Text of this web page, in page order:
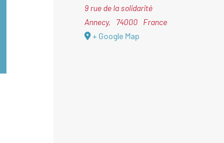
9 rue de la solidarité
Annecy, 74000 France
+ Google Map